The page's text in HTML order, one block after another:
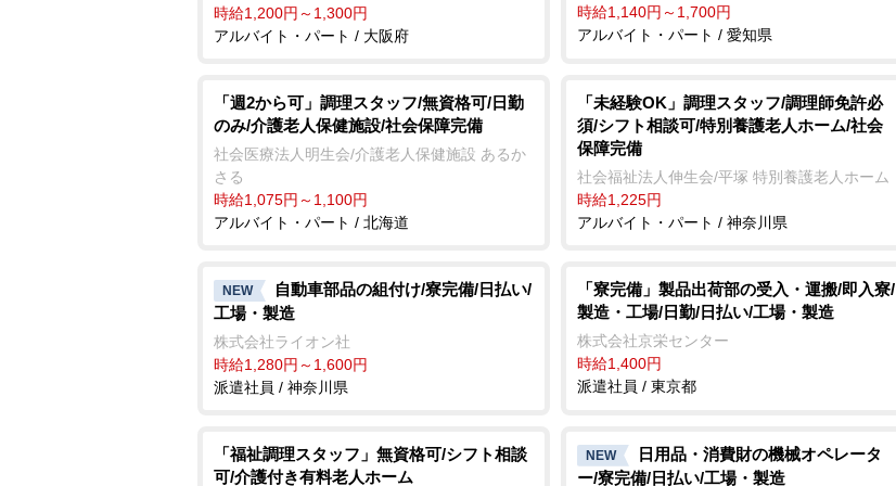
時給1,200円～1,300円
アルバイト・パート / 大阪府
時給1,140円～1,700円
アルバイト・パート / 愛知県
「週2から可」調理スタッフ/無資格可/日勤
のみ/介護老人保健施設/社会保障完備
社会医療法人明生会/介護老人保健施設 あるか
さる
時給1,075円～1,100円
アルバイト・パート / 北海道
「未経験OK」調理スタッフ/調理師免許必
須/シフト相談可/特別養護老人ホーム/社会
保障完備
社会福祉法人伸生会/平塚 特別養護老人ホーム
時給1,225円
アルバイト・パート / 神奈川県
NEW
自動車部品の組付け/寮完備/日払い/
工場・製造
株式会社ライオン社
時給1,280円～1,600円
派遣社員 / 神奈川県
「寮完備」製品出荷部の受入・運搬/即入寮/
製造・工場/日勤/日払い/工場・製造
株式会社京栄センター
時給1,400円
派遣社員 / 東京都
「福祉調理スタッフ」無資格可/シフト相談
可/介護付き有料老人ホーム
NEW
日用品・消費財の機械オペレータ
ー/寮完備/日払い/工場・製造